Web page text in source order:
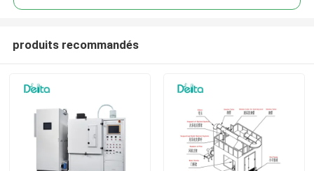
produits recommandés